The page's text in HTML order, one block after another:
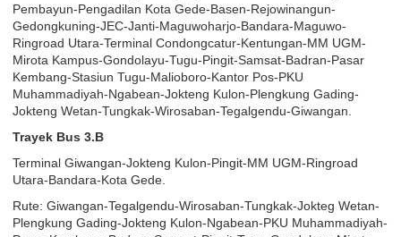
Pembayun-Pengadilan Kota Gede-Basen-Rejowinangun-
Gedongkuning-JEC-Janti-Maguwoharjo-Bandara-Maguwo-
Ringroad Utara-Terminal Condongcatur-Kentungan-MM UGM-
Mirota Kampus-Gondolayu-Tugu-Pingit-Samsat-Badran-Pasar
Kembang-Stasiun Tugu-Malioboro-Kantor Pos-PKU
Muhammadiyah-Ngabean-Jokteng Kulon-Plengkung Gading-
Jokteng Wetan-Tungkak-Wirosaban-Tegalgendu-Giwangan.
Trayek Bus 3.B
Terminal Giwangan-Jokteng Kulon-Pingit-MM UGM-Ringroad
Utara-Bandara-Kota Gede.
Rute: Giwangan-Tegalgendu-Wirosaban-Tungkak-Jokteg Wetan-
Plengkung Gading-Jokteng Kulon-Ngabean-PKU Muhammadiyah-